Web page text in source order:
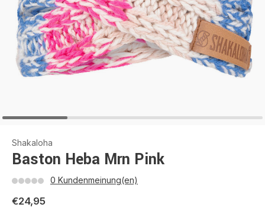
Shakaloha
Baston Heba Mrn Pink
0 Kundenmeinung(en)
€24,95